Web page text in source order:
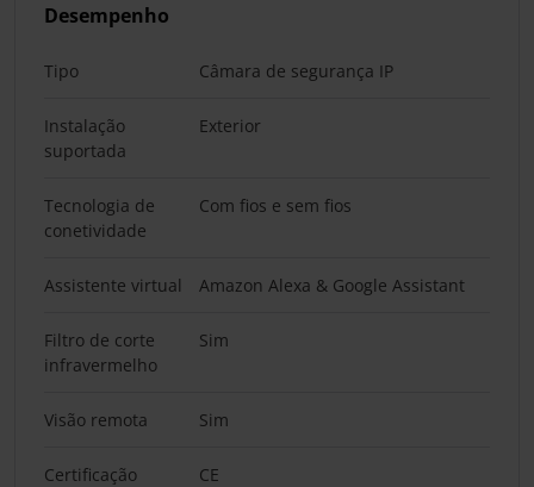
Desempenho
Tipo Câmara de segurança IP
Instalação
suportada
Exterior
Tecnologia de
conetividade
Com fios e sem fios
Assistente virtual Amazon Alexa & Google Assistant
Filtro de corte
infravermelho
Sim
Visão remota Sim
Certificação CE